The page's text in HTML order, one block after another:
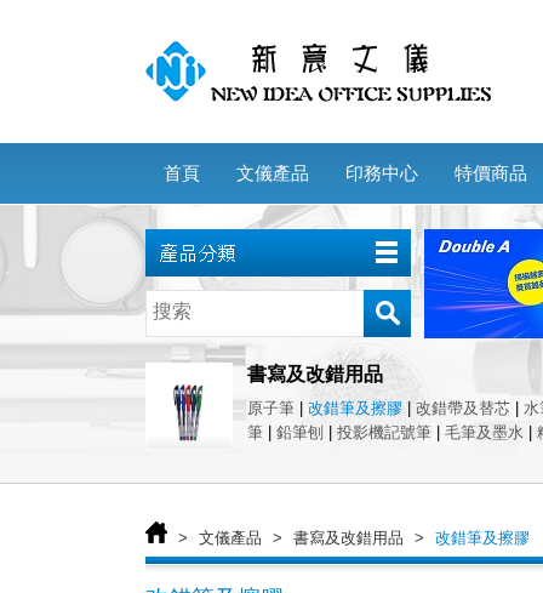
首頁 文儀產品 印務中心 特價商品
書寫及改錯用品
原子筆 改錯筆及擦膠 改錯帶及替芯
水
筆
鉛筆刨 投影機記號筆 毛筆及墨水
> 文儀產品 > 書寫及改錯用品 > 改錯筆及擦膠